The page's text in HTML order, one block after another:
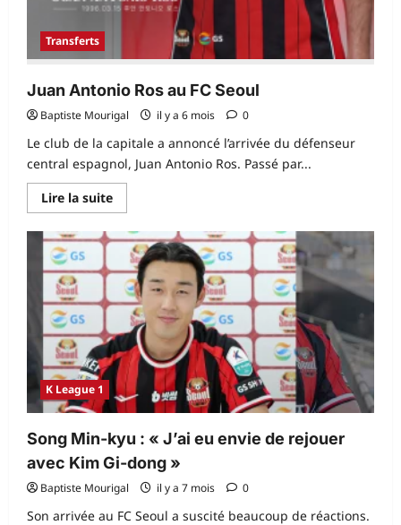
Transferts
Juan Antonio Ros au FC Seoul
Baptiste Mourigal il y a 6 mois 0
Le club de la capitale a annoncé l’arrivée du défenseur
central espagnol, Juan Antonio Ros. Passé par...
Lire la suiteEn
savoir
sur
Juan
Antonio
Ros
au
FC
Seoul
K League 1
Song Min-kyu : « J’ai eu envie de rejouer
avec Kim Gi-dong »
Baptiste Mourigal il y a 7 mois 0
Son arrivée au FC Seoul a suscité beaucoup de réactions.